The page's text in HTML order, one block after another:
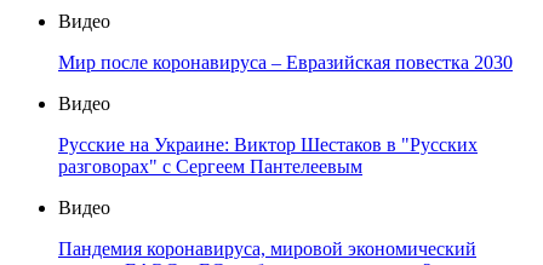
Видео
Мир после коронавируса – Евразийская повестка 2030
Видео
Русские на Украине: Виктор Шестаков в "Русских
разговорах" с Сергеем Пантелеевым
Видео
Пандемия коронавируса, мировой экономический